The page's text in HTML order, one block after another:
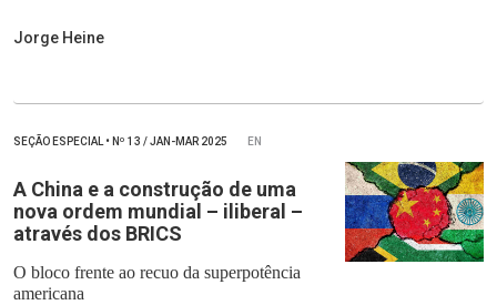
Jorge Heine
SEÇÃO ESPECIAL• Nº 13 / JAN-MAR 2025 EN
A China e a construção de uma
nova ordem mundial – iliberal –
através dos BRICS
O bloco frente ao recuo da superpotência
americana